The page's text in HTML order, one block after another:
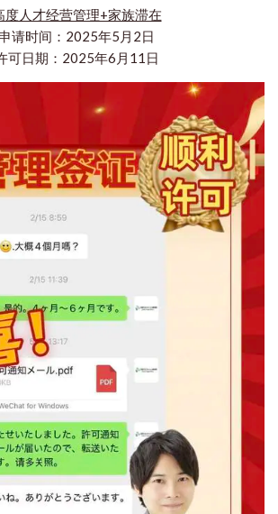
度人才经营管理+家族滞在
申请时间：2025年5月2日
可日期：2025年6月11日